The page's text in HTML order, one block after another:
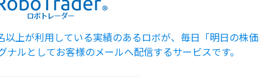
上が利用している実績のあるロボが、毎日「明日の株価
ルとしてお客様のメールへ配信するサービスです。